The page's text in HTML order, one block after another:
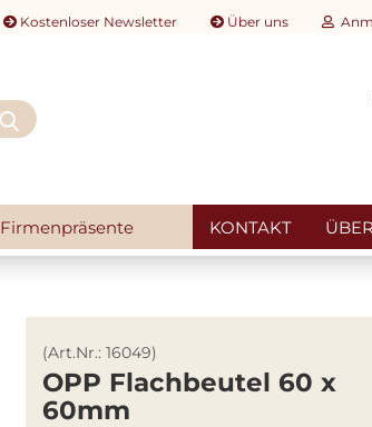
Kostenloser Newsletter Über uns
Passwort vergessen?
Artikelsuche...
Firmenpräsente KONTAKT
(Art.Nr.: 16049)
OPP Flachbeutel 60 x
60mm